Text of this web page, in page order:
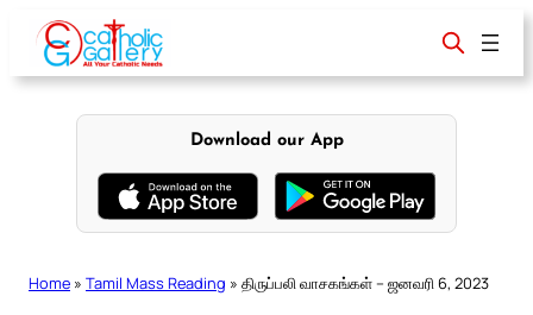
content
Download our App
Home » Tamil Mass Reading » திருப்பலி வாசகங்கள் – ஜனவரி 6, 2023